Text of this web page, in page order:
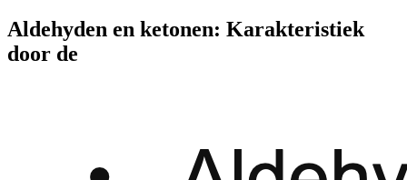
Aldehyden en ketonen: Karakteristiek
door de